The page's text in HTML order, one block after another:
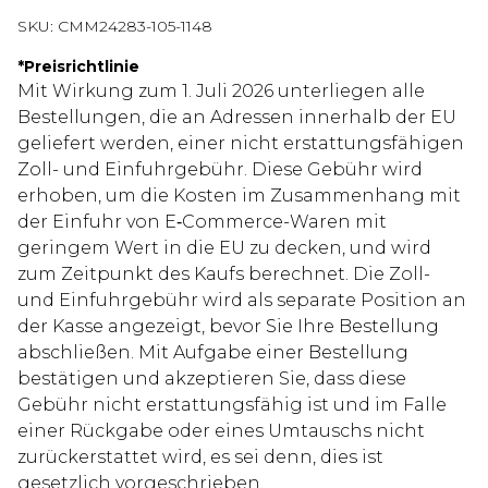
SKU: CMM24283-105-1148
*Preisrichtlinie
Mit Wirkung zum 1. Juli 2026 unterliegen alle
Bestellungen, die an Adressen innerhalb der EU
geliefert werden, einer nicht erstattungsfähigen
Zoll- und Einfuhrgebühr. Diese Gebühr wird
erhoben, um die Kosten im Zusammenhang mit
der Einfuhr von E‑Commerce-Waren mit
geringem Wert in die EU zu decken, und wird
zum Zeitpunkt des Kaufs berechnet. Die Zoll-
und Einfuhrgebühr wird als separate Position an
der Kasse angezeigt, bevor Sie Ihre Bestellung
abschließen. Mit Aufgabe einer Bestellung
bestätigen und akzeptieren Sie, dass diese
Gebühr nicht erstattungsfähig ist und im Falle
einer Rückgabe oder eines Umtauschs nicht
zurückerstattet wird, es sei denn, dies ist
gesetzlich vorgeschrieben.